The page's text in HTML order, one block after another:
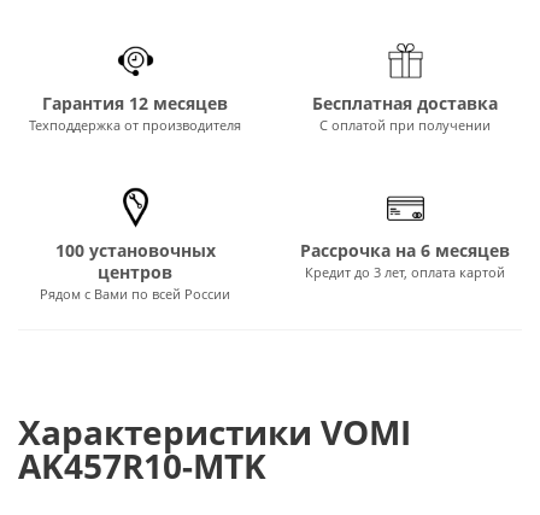
Гарантия 12 месяцев
Техподдержка от производителя
Бесплатная доставка
С оплатой при получении
100 установочных
центров
Рядом с Вами по всей России
Рассрочка на 6 месяцев
Кредит до 3 лет, оплата картой
Характеристики VOMI
AK457R10-MTK